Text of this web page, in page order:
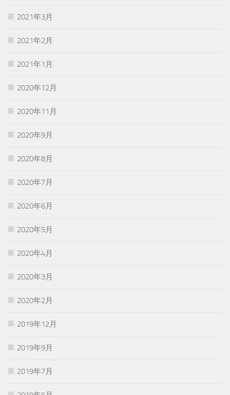
2021年3月
2021年2月
2021年1月
2020年12月
2020年11月
2020年9月
2020年8月
2020年7月
2020年6月
2020年5月
2020年4月
2020年3月
2020年2月
2019年12月
2019年9月
2019年7月